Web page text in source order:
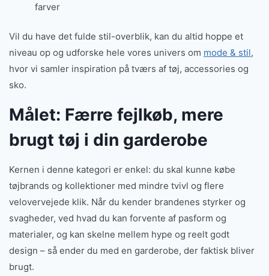
farver
Vil du have det fulde stil-overblik, kan du altid hoppe et
niveau op og udforske hele vores univers om mode & stil,
hvor vi samler inspiration på tværs af tøj, accessories og
sko.
Målet: Færre fejlkøb, mere
brugt tøj i din garderobe
Kernen i denne kategori er enkel: du skal kunne købe
tøjbrands og kollektioner med mindre tvivl og flere
velovervejede klik. Når du kender brandenes styrker og
svagheder, ved hvad du kan forvente af pasform og
materialer, og kan skelne mellem hype og reelt godt
design – så ender du med en garderobe, der faktisk bliver
brugt.